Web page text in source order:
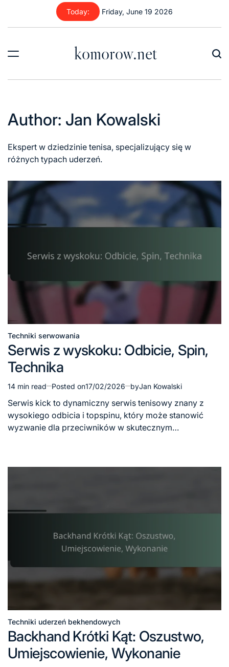
content
Today: Friday, June 19 2026
komorow.net
Author: Jan Kowalski
Ekspert w dziedzinie tenisa, specjalizujący się w
różnych typach uderzeń.
Posted
in
Techniki serwowania
Serwis z wyskoku: Odbicie, Spin,
Technika
Estimated
read
time
14 min read Posted on17/02/2026 byJan Kowalski
Serwis kick to dynamiczny serwis tenisowy znany z
wysokiego odbicia i topspinu, który może stanowić
wyzwanie dla przeciwników w skutecznym…
Posted
in
Techniki uderzeń bekhendowych
Backhand Krótki Kąt: Oszustwo,
Umiejscowienie, Wykonanie